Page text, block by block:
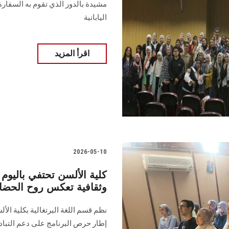
مشيدة بالدور الذي تقوم به
اليابانية
اقرأ المزيد
2026-05-10
كلية الألسن تحتفي
وثقافية تعكس روح
نظم قسم اللغة البرتغالية بكلية
إطار حرص البرنامج على دعم